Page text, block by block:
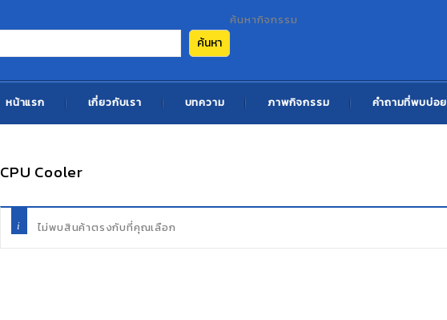
ค้นหากิจกรรม
ค้นหา
หน้าแรก เกี่ยวกับเรา บทความ ภาพกิจกรรม คำถามที่พบบ่อย
CPU Cooler
ไม่พบสินค้าตรงกับที่คุณเลือก